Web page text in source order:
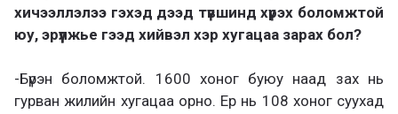
хичээллэлээ гэхэд дээд түвшинд хүрэх боломжтой
юу, эрүүлжье гээд хийвэл хэр хугацаа зарах бол?
-Бүрэн боломжтой. 1600 хоног буюу наад зах нь
гурван жилийн хугацаа орно. Ер нь 108 хоног суухад